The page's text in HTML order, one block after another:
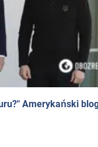
Amerykański